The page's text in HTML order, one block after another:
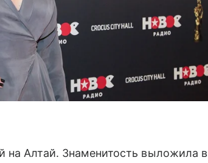
на Алтай. Знаменитость выложила в